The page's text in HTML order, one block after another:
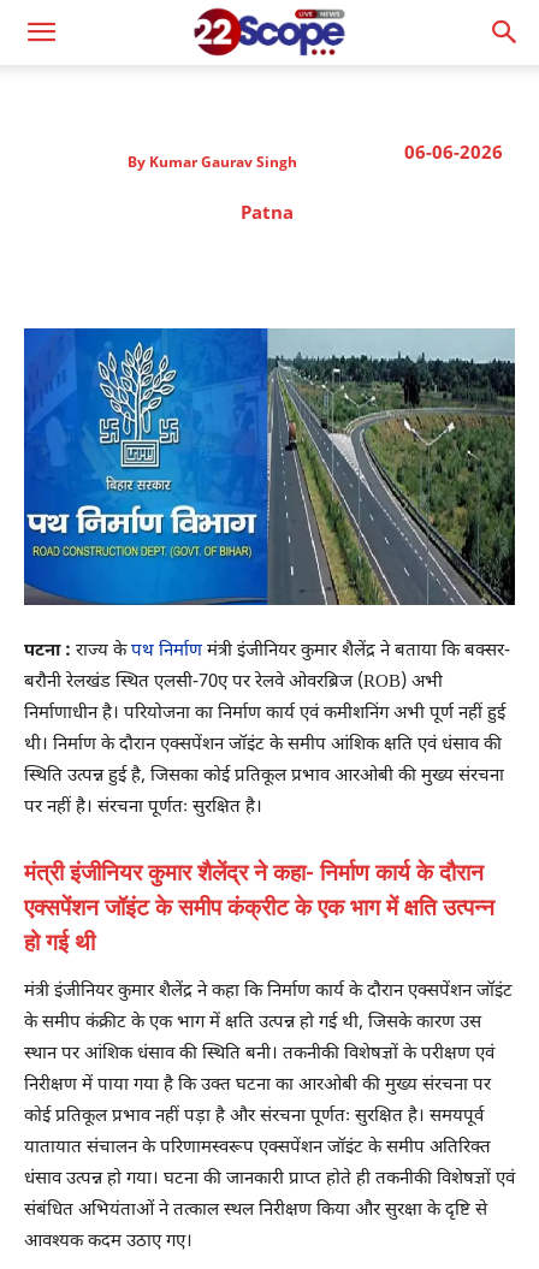
06-06-2026
By Kumar Gaurav Singh
Patna
पटना : राज्‍य केपथ निर्माण मंत्री इंजीनियर कुमार शैलेंद्र ने बताया कि बक्सर-
बरौनी रेलखंड स्थित एलसी-70ए पर रेलवे ओवरब्रिज (ROB) अभी
निर्माणाधीन है। परियोजना का निर्माण कार्य एवं कमीशनिंग अभी पूर्ण नहीं हुई
थी। निर्माण के दौरान एक्सपेंशन जॉइंट के समीप आंशिक क्षति एवं धंसाव की
स्थिति उत्पन्न हुई है, जिसका कोई प्रतिकूल प्रभाव आरओबी की मुख्य संरचना
पर नहीं है। संरचना पूर्णतः सुरक्षित है।
मंत्री इंजीनियर कुमार शैलेंद्र ने कहा- निर्माण कार्य के दौरान
एक्सपेंशन जॉइंट के समीप कंक्रीट के एक भाग में क्षति उत्पन्न
हो गई थी
मंत्री इंजीनियर कुमार शैलेंद्र ने कहा कि निर्माण कार्य के दौरान एक्सपेंशन जॉइंट
के समीप कंक्रीट के एक भाग में क्षति उत्पन्न हो गई थी, जिसके कारण उस
स्थान पर आंशिक धंसाव की स्थिति बनी। तकनीकी विशेषज्ञों के परीक्षण एवं
निरीक्षण में पाया गया है कि उक्त घटना का आरओबी की मुख्य संरचना पर
कोई प्रतिकूल प्रभाव नहीं पड़ा है और संरचना पूर्णतः सुरक्षित है। समयपूर्व
यातायात संचालन के परिणामस्वरूप एक्सपेंशन जॉइंट के समीप अतिरिक्त
धंसाव उत्पन्न हो गया। घटना की जानकारी प्राप्त होते ही तकनीकी विशेषज्ञों एवं
संबंधित अभियंताओं ने तत्काल स्थल निरीक्षण किया और सुरक्षा के दृष्टि से
आवश्यक कदम उठाए गए।